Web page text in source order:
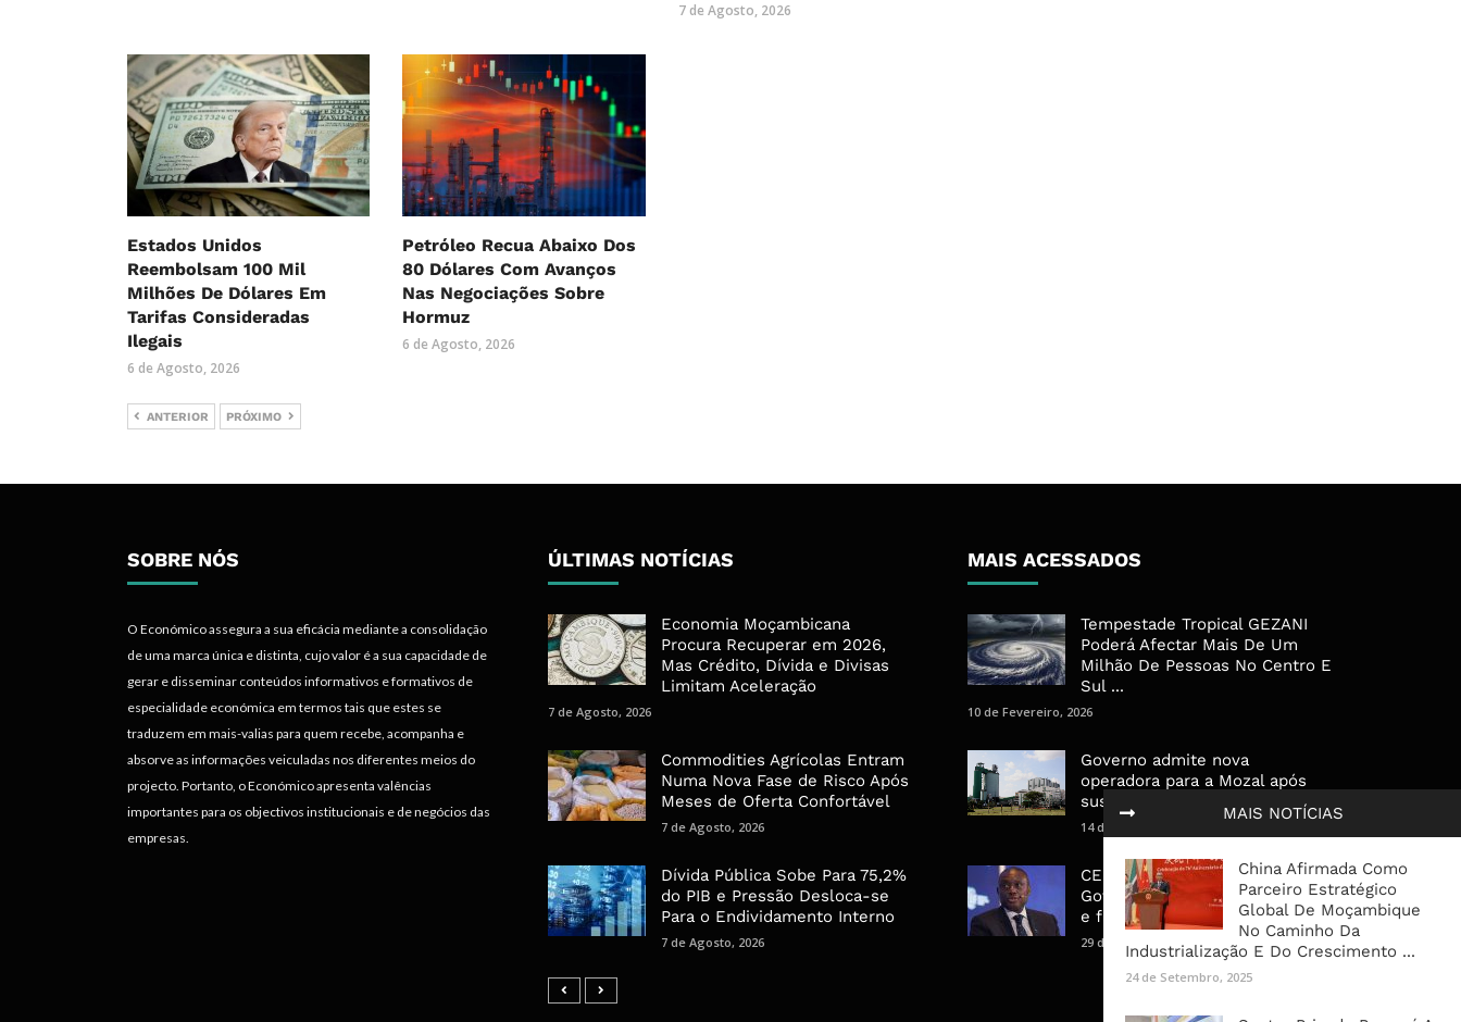
7 de Agosto, 2026
Estados Unidos
Reembolsam 100 Mil
Milhões De Dólares Em
Tarifas Consideradas
Ilegais
6 de Agosto, 2026
Petróleo Recua Abaixo Dos
80 Dólares Com Avanços
Nas Negociações Sobre
Hormuz
6 de Agosto, 2026
ANTERIOR PRÓXIMO
MAIS NOTÍCIAS
China Afirmada Como
Parceiro Estratégico
Global De Moçambique
No Caminho Da
Industrialização E Do Crescimento ...
24 de Setembro, 2025
SOBRE NÓS
O Económico assegura a sua eficácia mediante a consolidação
de uma marca única e distinta, cujo valor é a sua capacidade de
gerar e disseminar conteúdos informativos e formativos de
especialidade económica em termos tais que estes se
traduzem em mais-valias para quem recebe, acompanha e
absorve as informações veiculadas nos diferentes meios do
projecto. Portanto, o Económico apresenta valências
importantes para os objectivos institucionais e de negócios das
empresas.
ÚLTIMAS NOTÍCIAS
Economia Moçambicana
Procura Recuperar em 2026,
Mas Crédito, Dívida e Divisas
Limitam Aceleração
7 de Agosto, 2026
Commodities Agrícolas Entram
Numa Nova Fase de Risco Após
Meses de Oferta Confortável
7 de Agosto, 2026
Dívida Pública Sobe Para 75,2%
do PIB e Pressão Desloca-se
Para o Endividamento Interno
7 de Agosto, 2026
MAIS ACESSADOS
Tempestade Tropical GEZANI
Poderá Afectar Mais De Um
Milhão De Pessoas No Centro E
Sul ...
10 de Fevereiro, 2026
Governo admite nova
operadora para a Mozal após
suspensão das operações
14 de Março, 2026
CEO do Standard Bank pede ao
Governo que “saia do caminho”
e facilite os negócios
29 de Janeiro, 2025